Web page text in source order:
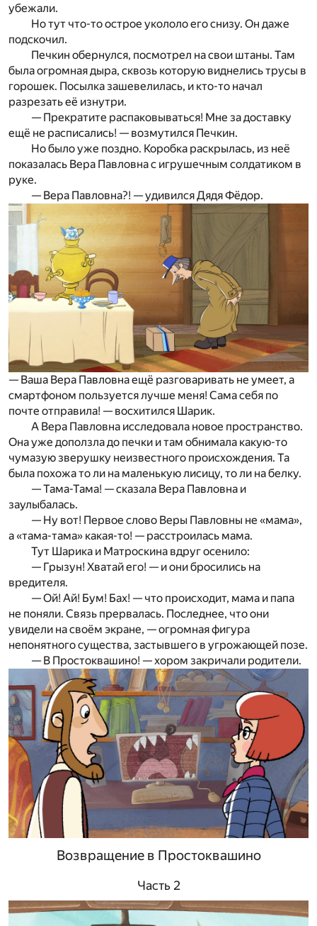
убежали.
Но тут что-то острое укололо его снизу. Он даже
подскочил.
Печкин обернулся, посмотрел на свои штаны. Там
была огромная дыра, сквозь которую виднелись трусы в
горошек. Посылка зашевелилась, и кто-то начал
разрезать её изнутри.
— Прекратите распаковываться! Мне за доставку
ещё не расписались! — возмутился Печкин.
Но было уже поздно. Коробка раскрылась, из неё
показалась Вера Павловна с игрушечным солдатиком в
руке.
— Вера Павловна?! — удивился Дядя Фёдор.
— Ваша Вера Павловна ещё разговаривать не умеет, а
смартфоном пользуется лучше меня! Сама себя по
почте отправила! — восхитился Шарик.
А Вера Павловна исследовала новое пространство.
Она уже доползла до печки и там обнимала какую-то
чумазую зверушку неизвестного происхождения. Та
была похожа то ли на маленькую лисицу, то ли на белку.
— Тама-Тама! — сказала Вера Павловна и
заулыбалась.
— Ну вот! Первое слово Веры Павловны не «мама»,
а «тама-тама» какая-то! — расстроилась мама.
Тут Шарика и Матроскина вдруг осенило:
— Грызун! Хватай его! — и они бросились на
вредителя.
— Ой! Ай! Бум! Бах! — что происходит, мама и папа
не поняли. Связь прервалась. Последнее, что они
увидели на своём экране, — огромная фигура
непонятного существа, застывшего в угрожающей позе.
— В Простоквашино! — хором закричали родители.
Возвращение в Простоквашино
Часть 2